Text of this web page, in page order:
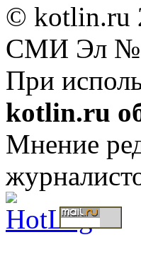
© kotlin.ru
СМИ Эл
При
kotlin.ru
Мнение